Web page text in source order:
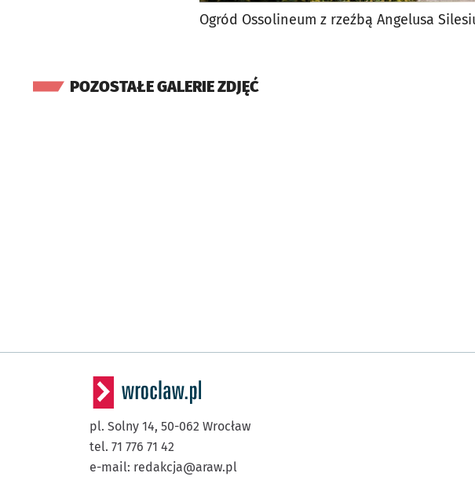
Ogród Ossolineum z rzeźbą Angelusa
POZOSTAŁE GALERIE ZDJĘĆ
pl. Solny 14, 50-062 Wrocław
tel. 71 776 71 42
e-mail: redakcja@araw.pl